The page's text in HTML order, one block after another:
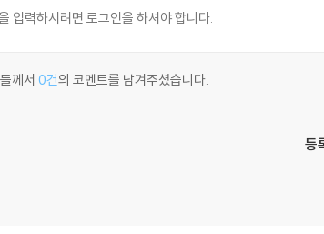
께서 0건의 코멘트를 남겨주셨습니다.
등